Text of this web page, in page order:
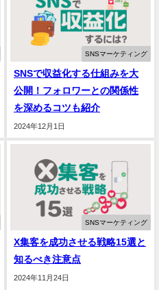
SNSマーケティング
SNSで収益化する仕組みを大
公開！フォロワーとの関係性
を深めるコツも紹介
2024年12月1日
SNSマーケティング
X集客を成功させる戦略15選と
知るべき注意点
2024年11月24日